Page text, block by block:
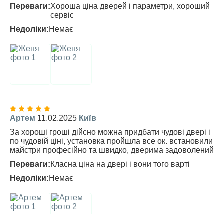
Переваги:Хороша ціна дверей і параметри, хороший
сервіс
Недоліки:Немає
Артем 11.02.2025 Київ
За хороші гроші дійсно можна придбати чудові двері і
по чудовій ціні, установка пройшла все ок. встановили
майстри професійно та швидко, дверима задоволений
Переваги:Класна ціна на двері і вони того варті
Недоліки:Немає